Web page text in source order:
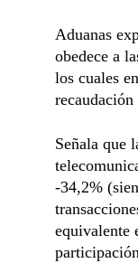
Aduanas
obedece a
los cuales
Señala que
-34,2%
equivalente